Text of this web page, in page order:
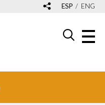
ESP ENG